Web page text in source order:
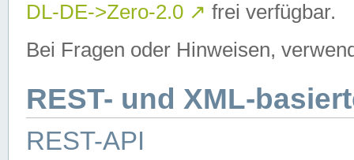
DL-DE->Zero-2.0 ↗ frei verfügbar.
Bei Fragen oder Hinweisen,
REST- und XML-
REST-API